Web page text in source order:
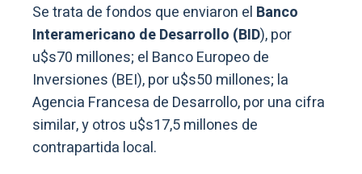
Se trata de fondos que enviaron el Banco
Interamericano de Desarrollo (BID), por
u$s70 millones; el Banco Europeo de
Inversiones (BEI), por u$s50 millones; la
Agencia Francesa de Desarrollo, por una cifra
similar, y otros u$s17,5 millones de
contrapartida local.